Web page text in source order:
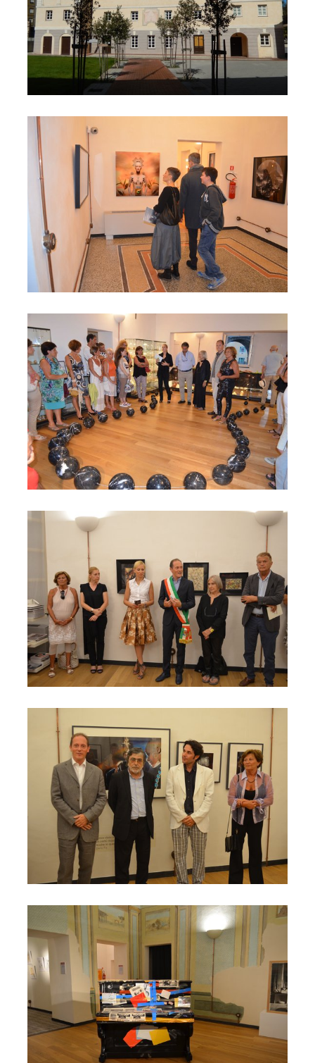
Sala esposizioni
Mostra sculture Lo Pinto - Museo Mineralogico Dabroi
L'Ambasciatore della Federazione Russa a Genova
Inaugurazione mostra su Carmelo _Bene
Opera dalla Mostra Chiari|Galletta